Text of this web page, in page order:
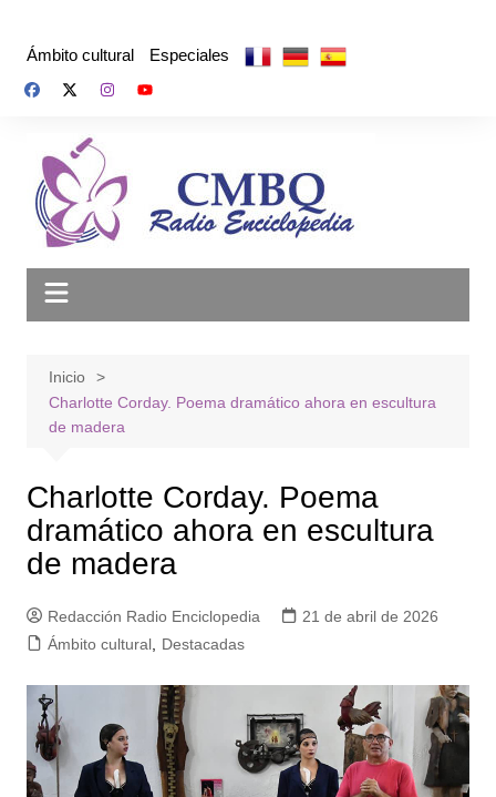
Ámbito cultural Especiales
Inicio
Charlotte Corday. Poema dramático ahora en escultura
de madera
Charlotte Corday. Poema
dramático ahora en escultura
de madera
Redacción Radio Enciclopedia
21 de abril de 2026
Ámbito cultural, Destacadas